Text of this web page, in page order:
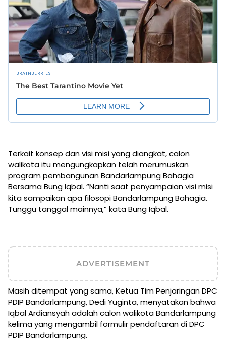
Terkait konsep dan visi misi yang diangkat, calon
walikota itu mengungkapkan telah merumuskan
program pembangunan Bandarlampung Bahagia
Bersama Bung Iqbal. “Nanti saat penyampaian visi misi
kita sampaikan apa filosopi Bandarlampung Bahagia.
Tunggu tanggal mainnya,” kata Bung Iqbal.
ADVERTISEMENT
Masih ditempat yang sama, Ketua Tim Penjaringan DPC
PDIP Bandarlampung, Dedi Yuginta, menyatakan bahwa
Iqbal Ardiansyah adalah calon walikota Bandarlampung
kelima yang mengambil formulir pendaftaran di DPC
PDIP Bandarlampung.